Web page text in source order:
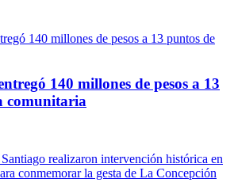
140 millones de pesos a 13
comunitaria